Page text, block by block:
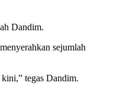
Dandim.
sejumlah
tegas Dandim.